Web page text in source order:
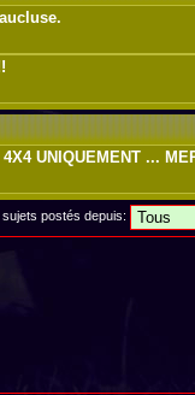
UNIQUEMENT ...
postés depuis: